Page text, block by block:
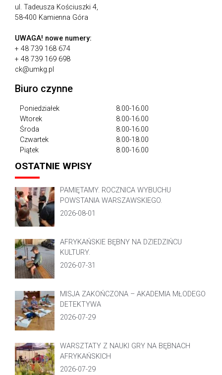
ul. Tadeusza Kościuszki 4,
58-400 Kamienna Góra
UWAGA! nowe numery:
+ 48 739 168 674
+ 48 739 169 698
ck@umkg.pl
Biuro czynne
Poniedziałek
Wtorek
Środa
Czwartek
Piątek
8.00-16.00
8.00-16.00
8.00-16.00
8.00-18.00
8.00-16.00
OSTATNIE WPISY
PAMIĘTAMY. ROCZNICA WYBUCHU
POWSTANIA WARSZAWSKIEGO.
2026-08-01
AFRYKAŃSKIE BĘBNY NA DZIEDZIŃCU
KULTURY.
2026-07-31
MISJA ZAKOŃCZONA – AKADEMIA MŁODEGO
DETEKTYWA
2026-07-29
WARSZTATY Z NAUKI GRY NA BĘBNACH
AFRYKAŃSKICH
2026-07-29